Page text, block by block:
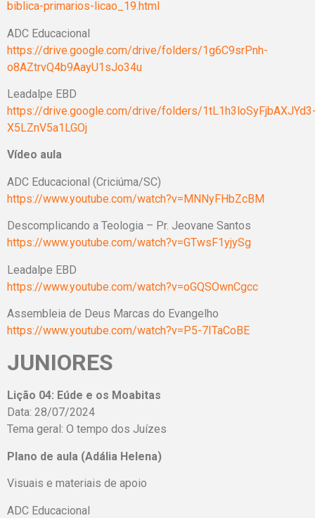
biblica-primarios-licao_19.html
ADC Educacional
https://drive.google.com/drive/folders/1g6C9srPnh-
o8AZtrvQ4b9AayU1sJo34u
Leadalpe EBD
https://drive.google.com/drive/folders/
X5LZnV5a1LGOj
Vídeo aula
ADC Educacional (Criciúma/SC)
https://www.youtube.com/watch?v=MNNyFHbZcBM
Descomplicando a Teologia – Pr. Jeovane Santos
https://www.youtube.com/watch?v=GTwsF1yjySg
Leadalpe EBD
https://www.youtube.com/watch?v=oGQSOwnCgcc
Assembleia de Deus Marcas do Evangelho
https://www.youtube.com/watch?v=P5-7ITaCoBE
JUNIORES
Lição 04: Eúde e os Moabitas
Data: 28/07/2024
Tema geral: O tempo dos Juízes
Plano de aula (Adália Helena)
Visuais e materiais de apoio
ADC Educacional